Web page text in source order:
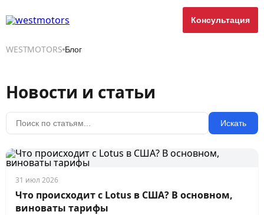
Консультация
WESTMOTORS Блог
Новости и статьи
Искать
31 июл 2026
Что происходит с Lotus в США? В основном,
виноваты тарифы